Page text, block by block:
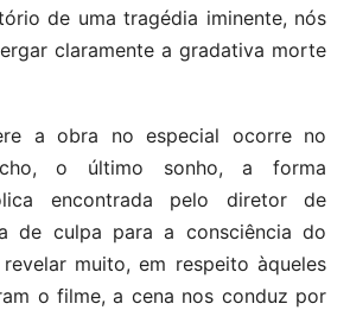
de uma tragédia iminente, nós
claramente a gradativa morte
a obra no especial ocorre no
o último sonho, a forma
encontrada pelo diretor de
de culpa para a consciência do
muito, em respeito àqueles
o filme, a cena nos conduz por